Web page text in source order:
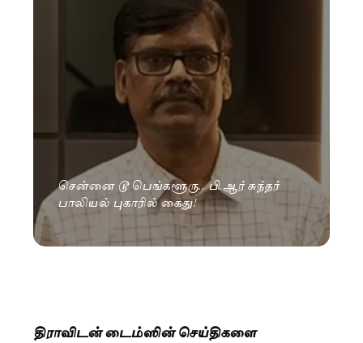
சென்னை டூ பெங்களூரு.. பி.ஆர் சுந்தர்
பாலியல் புகாரில் கைது!
திராவிடன் டைம்ஸின் செய்திகளை